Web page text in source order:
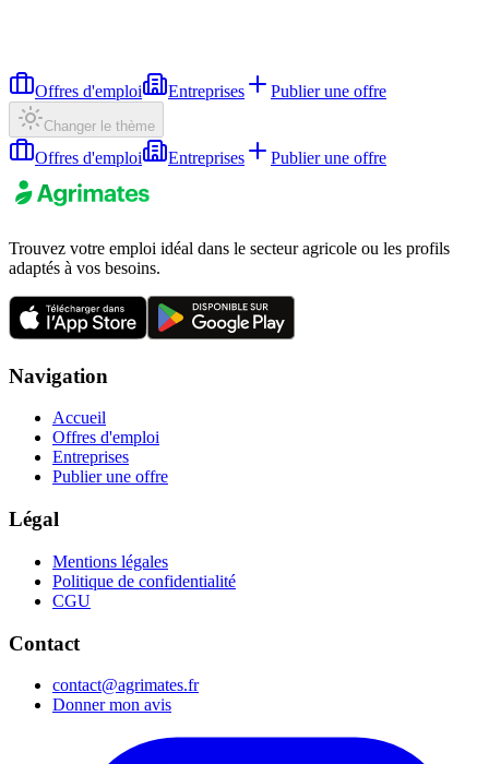
Offres d'emploi Entreprises Publier une offre
Changer le thème
Offres d'emploi Entreprises Publier une offre
Trouvez votre emploi idéal dans le secteur agricole ou les profils
adaptés à vos besoins.
Navigation
Accueil
Offres d'emploi
Entreprises
Publier une offre
Légal
Mentions légales
Politique de confidentialité
CGU
Contact
contact@agrimates.fr
Donner mon avis